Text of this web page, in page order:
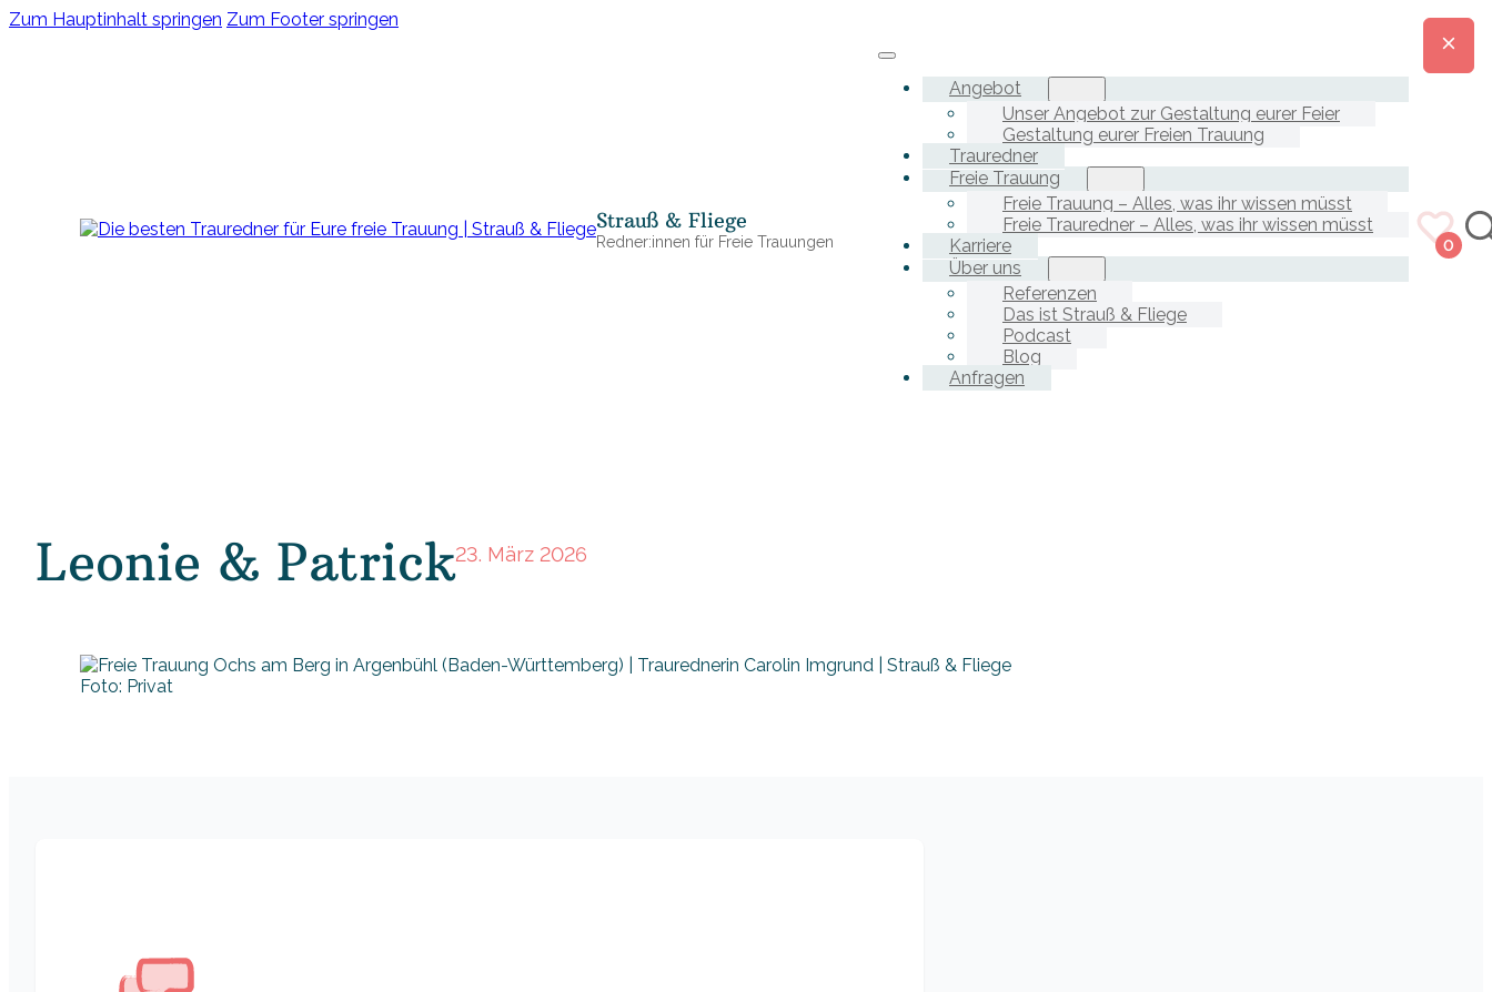
Zum Hauptinhalt springen Zum Footer springen
Strauß & Fliege
Redner:innen für Freie Trauungen
Angebot
Unser Angebot zur Gestaltung eurer Feier
Gestaltung eurer Freien Trauung
Trauredner
Freie Trauung
Freie Trauung – Alles, was ihr wissen müsst
Freie Trauredner – Alles, was ihr wissen müsst
Karriere
Über uns
Referenzen
Das ist Strauß & Fliege
Podcast
Blog
Anfragen
0
Leonie & Patrick23. März 2026
Foto: Privat